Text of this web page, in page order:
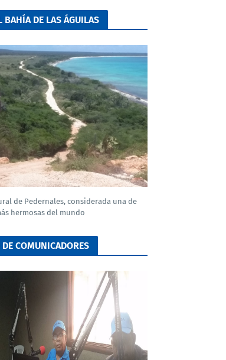
BAHÍA DE LAS ÁGUILAS
de Pedernales, considerada una de
hermosas del mundo
COMUNICADORES